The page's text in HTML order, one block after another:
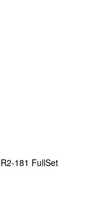
181 FullSet